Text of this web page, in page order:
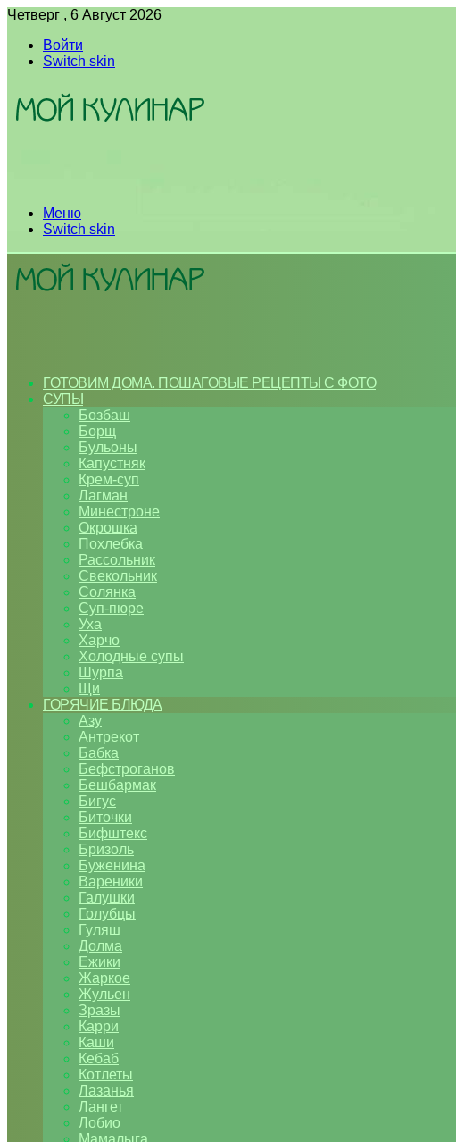
Четверг , 6 Август 2026
Войти
Switch skin
Меню
Switch skin
ГОТОВИМ ДОМА. ПОШАГОВЫЕ РЕЦЕПТЫ С ФОТО
СУПЫ
Бозбаш
Борщ
Бульоны
Капустняк
Крем-суп
Лагман
Минестроне
Окрошка
Похлебка
Рассольник
Свекольник
Солянка
Суп-пюре
Уха
Харчо
Холодные супы
Шурпа
Щи
ГОРЯЧИЕ БЛЮДА
Азу
Антрекот
Бабка
Бефстроганов
Бешбармак
Бигус
Биточки
Бифштекс
Бризоль
Буженина
Вареники
Галушки
Голубцы
Гуляш
Долма
Ежики
Жаркое
Жульен
Зразы
Карри
Каши
Кебаб
Котлеты
Лазанья
Лангет
Лобио
Мамалыга